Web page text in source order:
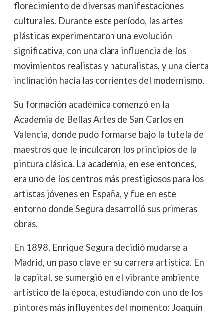
florecimiento de diversas manifestaciones
culturales. Durante este período, las artes
plásticas experimentaron una evolución
significativa, con una clara influencia de los
movimientos realistas y naturalistas, y una cierta
inclinación hacia las corrientes del modernismo.
Su formación académica comenzó en la
Academia de Bellas Artes de San Carlos en
Valencia, donde pudo formarse bajo la tutela de
maestros que le inculcaron los principios de la
pintura clásica. La academia, en ese entonces,
era uno de los centros más prestigiosos para los
artistas jóvenes en España, y fue en este
entorno donde Segura desarrolló sus primeras
obras.
En 1898, Enrique Segura decidió mudarse a
Madrid, un paso clave en su carrera artística. En
la capital, se sumergió en el vibrante ambiente
artístico de la época, estudiando con uno de los
pintores más influyentes del momento: Joaquín